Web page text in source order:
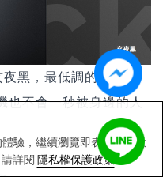
驗，繼續瀏覽即表示您同意
詳閱 隱私權保護政策
黑，最低調的黑色，
也不會一秒被身邊的人